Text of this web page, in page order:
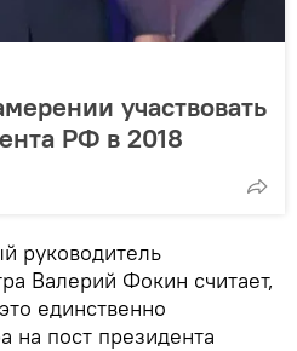
участвовать
РФ в 2018
руководитель
Валерий Фокин считает,
единственно
на пост президента